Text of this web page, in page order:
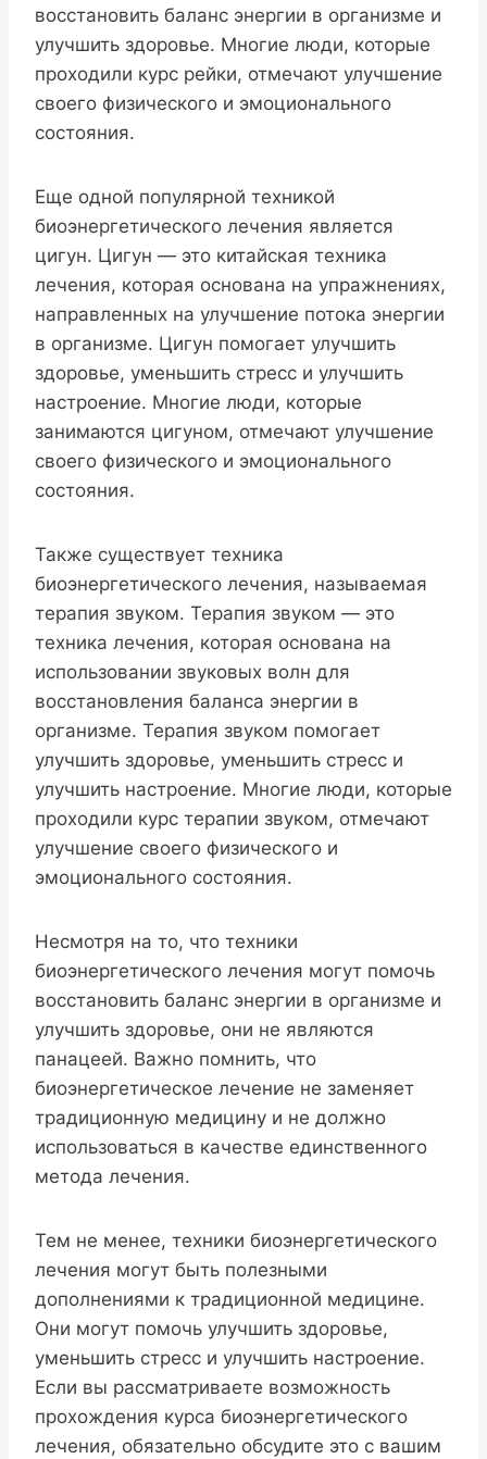
восстановить баланс энергии в организме и
улучшить здоровье. Многие люди, которые
проходили курс рейки, отмечают улучшение
своего физического и эмоционального
состояния.
Еще одной популярной техникой
биоэнергетического лечения является
цигун. Цигун — это китайская техника
лечения, которая основана на упражнениях,
направленных на улучшение потока энергии
в организме. Цигун помогает улучшить
здоровье, уменьшить стресс и улучшить
настроение. Многие люди, которые
занимаются цигуном, отмечают улучшение
своего физического и эмоционального
состояния.
Также существует техника
биоэнергетического лечения, называемая
терапия звуком. Терапия звуком — это
техника лечения, которая основана на
использовании звуковых волн для
восстановления баланса энергии в
организме. Терапия звуком помогает
улучшить здоровье, уменьшить стресс и
улучшить настроение. Многие люди, которые
проходили курс терапии звуком, отмечают
улучшение своего физического и
эмоционального состояния.
Несмотря на то, что техники
биоэнергетического лечения могут помочь
восстановить баланс энергии в организме и
улучшить здоровье, они не являются
панацеей. Важно помнить, что
биоэнергетическое лечение не заменяет
традиционную медицину и не должно
использоваться в качестве единственного
метода лечения.
Тем не менее, техники биоэнергетического
лечения могут быть полезными
дополнениями к традиционной медицине.
Они могут помочь улучшить здоровье,
уменьшить стресс и улучшить настроение.
Если вы рассматриваете возможность
прохождения курса биоэнергетического
лечения, обязательно обсудите это с вашим